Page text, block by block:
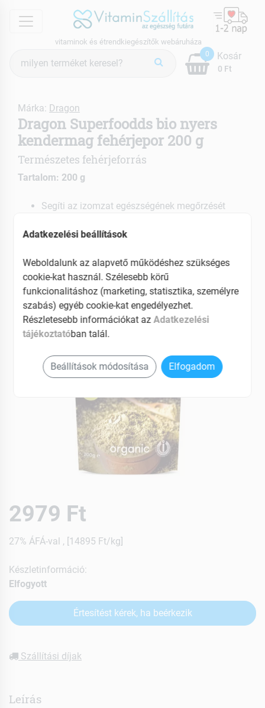
menu
vitaminok és étrendkiegészítők webáruháza
keresés
0
0 Ft
Kosár
Márka: Dragon
Dragon Superfoodds bio nyers
kendermag fehérjepor 200 g
Természetes fehérjeforrás
Tartalom: 200 g
Segíti az izomzat egészségének megőrzését
Sportolóknak kifejezetten ajánlott
EAN: 3800225478984
2979 Ft
27% ÁFÁ-val , [14895 Ft/kg]
Készletinformáció:
Elfogyott
Értesítést kérek, ha beérkezik
Szállítási díjak
Leírás
Adatkezelési beállítások
Weboldalunk az alapvető működéshez szükséges
cookie-kat használ. Szélesebb körű
funkcionalitáshoz (marketing, statisztika, személyre
szabás) egyéb cookie-kat engedélyezhet.
Részletesebb információkat az Adatkezelési
tájékoztatóban talál.
Beállítások módosítása Elfogadom